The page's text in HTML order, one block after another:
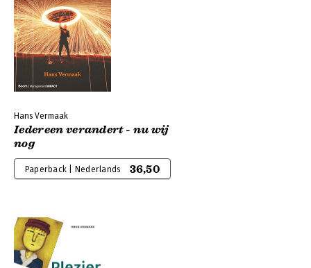
Hans Vermaak
Iedereen verandert - nu wij
nog
Paperback | Nederlands 36,50